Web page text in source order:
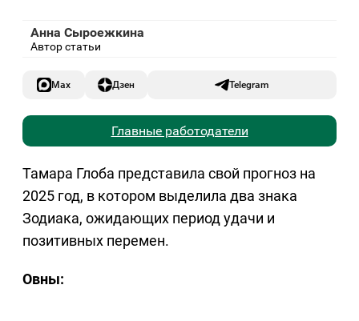
Анна Сыроежкина
Автор статьи
Max Дзен Telegram
Главные работодатели
Тамара Глоба представила свой прогноз на
2025 год, в котором выделила два знака
Зодиака, ожидающих период удачи и
позитивных перемен.
Овны: